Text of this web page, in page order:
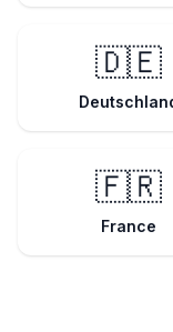
🇩🇪
🇫🇷
France